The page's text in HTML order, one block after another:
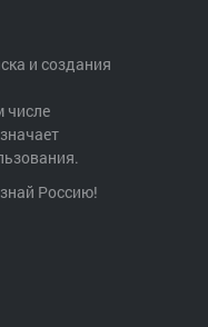
и создания
числе
Россию!